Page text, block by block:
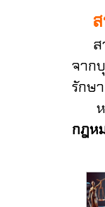
ส
สา
จาก
รักษ
หา
กฎห